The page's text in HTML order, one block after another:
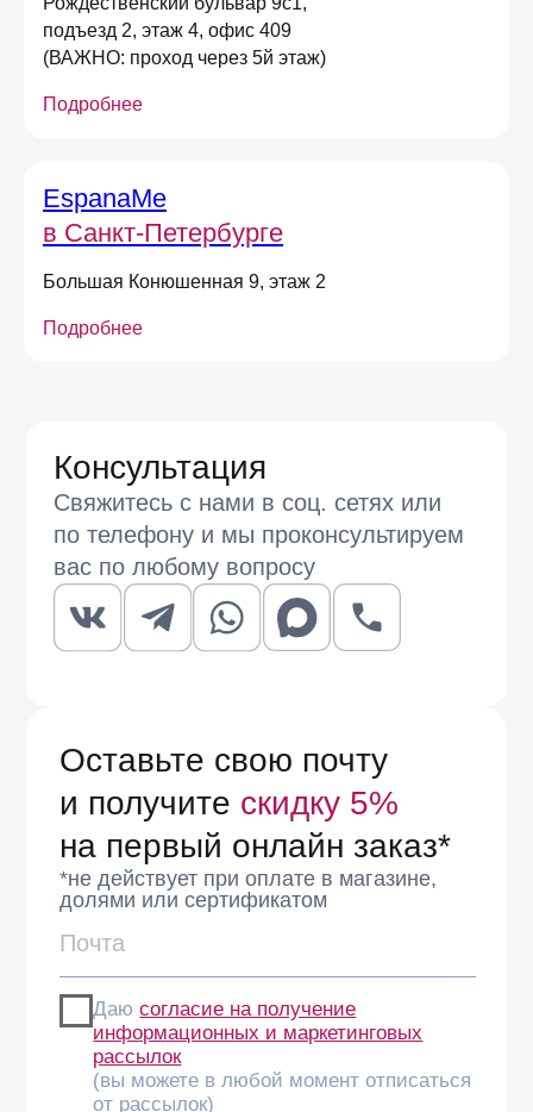
подъезд 2, этаж 4, офис 409
(ВАЖНО: проход через 5й этаж)
Подробнее
EspanaMe
в Санкт-Петербурге
Большая Конюшенная 9, этаж 2
Подробнее
(вы можете в любой момент отписаться
от рассылок)
Я согласен на обработкуперсональных